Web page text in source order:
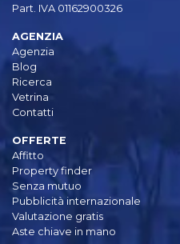
Part. IVA 01162900326
AGENZIA
Agenzia
Blog
Ricerca
Vetrina
Contatti
OFFERTE
Affitto
Property finder
Senza mutuo
Pubblicità internazionale
Valutazione gratis
Aste chiave in mano